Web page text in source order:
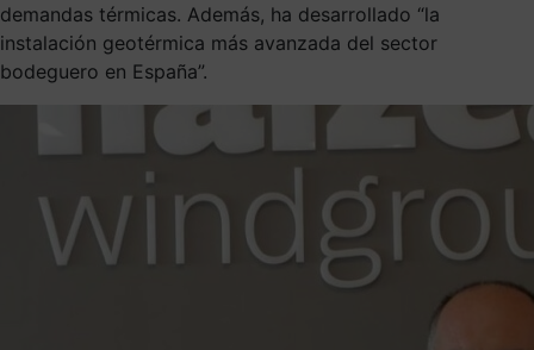
demandas térmicas. Además, ha desarrollado “la
instalación geotérmica más avanzada del sector
bodeguero en España”.